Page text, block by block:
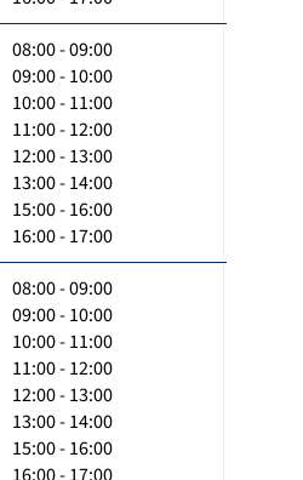
08:00 - 09:00
09:00 - 10:00
10:00 - 11:00
11:00 - 12:00
12:00 - 13:00
13:00 - 14:00
15:00 - 16:00
16:00 - 17:00
08:00 - 09:00
09:00 - 10:00
10:00 - 11:00
11:00 - 12:00
12:00 - 13:00
13:00 - 14:00
15:00 - 16:00